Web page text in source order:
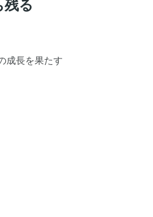
る
成長を果たす